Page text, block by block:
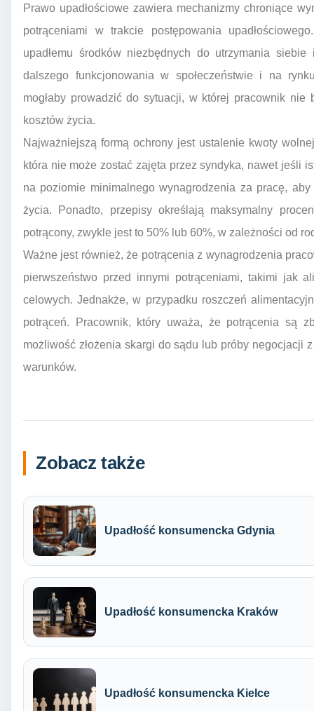
Prawo upadłościowe zawiera mechanizmy chroniące
potrąceniami w trakcie postępowania
upadłemu środków niezbędnych do utrzymania
dalszego funkcjonowania w społeczeństwie i na
mogłaby prowadzić do sytuacji, w której pracownik nie
kosztów życia.
Najważniejszą formą ochrony jest ustalenie kwoty
która nie może zostać zajęta przez syndyka, nawet jeśli
na poziomie minimalnego wynagrodzenia za pracę,
życia. Ponadto, przepisy określają maksymalny
potrącony, zwykle jest to 50% lub 60%, w zależności od
Ważne jest również, że potrącenia z wynagrodzenia
pierwszeństwo przed innymi potrąceniami, takimi jak
celowych. Jednakże, w przypadku roszczeń
potrąceń. Pracownik, który uważa, że potrącenia są
możliwość złożenia skargi do sądu lub próby negocjacji
warunków.
Zobacz także
Upadłość konsumencka Gdynia
Upadłość konsumencka Kraków
Upadłość konsumencka Kielce